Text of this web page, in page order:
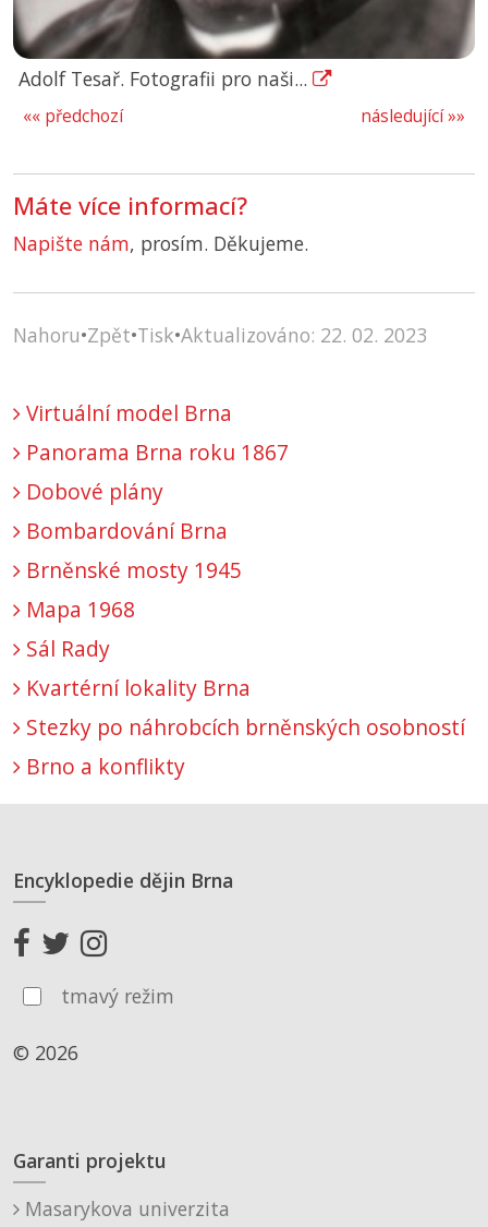
Adolf Tesař. Fotografii pro naši...
následující »»
«« předchozí
Máte více informací?
Napište nám, prosím. Děkujeme.
Nahoru•Zpět•Tisk•Aktualizováno: 22. 02. 2023
Virtuální model Brna
Panorama Brna roku 1867
Dobové plány
Bombardování Brna
Brněnské mosty 1945
Mapa 1968
Sál Rady
Kvartérní lokality Brna
Stezky po náhrobcích brněnských osobností
Brno a konflikty
Encyklopedie dějin Brna
tmavý režim
© 2026
Garanti projektu
Masarykova univerzita